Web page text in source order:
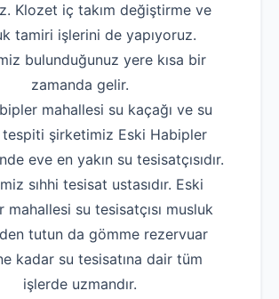
Klozet iç takım değiştirme ve
tamiri işlerini de yapıyoruz.
bulunduğunuz yere kısa bir
zamanda gelir.
mahallesi su kaçağı ve su
tespiti şirketimiz Eski Habipler
eve en yakın su tesisatçısıdır.
sıhhi tesisat ustasıdır. Eski
mahallesi su tesisatçısı musluk
tutun da gömme rezervuar
kadar su tesisatına dair tüm
işlerde uzmandır.